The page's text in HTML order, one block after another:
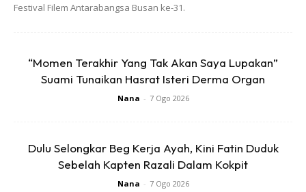
Festival Filem Antarabangsa Busan ke-31.
“Momen Terakhir Yang Tak Akan Saya Lupakan”
Suami Tunaikan Hasrat Isteri Derma Organ
Nana - 7 Ogo 2026
Dulu Selongkar Beg Kerja Ayah, Kini Fatin Duduk
Sebelah Kapten Razali Dalam Kokpit
Nana - 7 Ogo 2026